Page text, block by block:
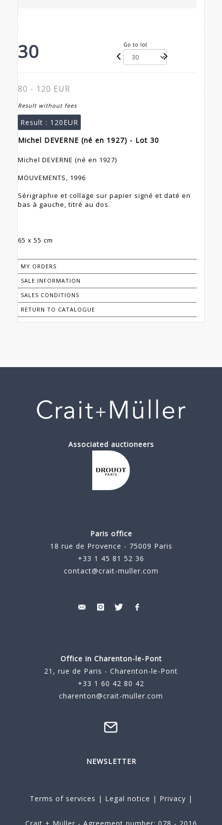
30 Go to lot
80 - 120 EUR
Result without fees
Result : 120EUR
Michel DEVERNE (né en 1927) - Lot 30
Michel DEVERNE (né en 1927)
MOUVEMENTS, 1996
Sérigraphie et collage sur papier signé et daté en
bas à gauche, titré au dos.
65 x 55 cm
MY ORDERS
SALE INFORMATION
SALES CONDITIONS
RETURN TO CATALOGUE
Associated auctioneers
Paris office
18 rue de Provence - 75009 Paris
+33 1 45 81 52 36
contact@crait-muller.com
Office in Charenton-le-Pont
21, rue de Paris - Charenton-le-Pont
+33 1 60 42 80 42
charenton@crait-muller.com
NEWSLETTER
Terms of services | Legal notice | Privacy |